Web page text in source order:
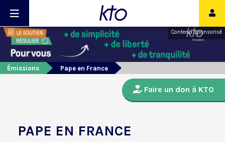
Contenu sponsorisé
Émissions Pape en France
Faire un don à KTO
PAPE EN FRANCE